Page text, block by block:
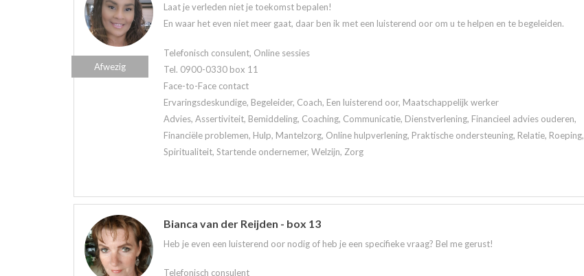
Laat je verleden niet je toekomst bepalen!
En waar het even niet meer gaat, daar ben ik met een luisterend oor om u te helpen en te begeleiden.
Telefonisch consulent, Online sessies
Tel. 0900-0330 box 11
Face-to-Face contact
Ervaringsdeskundige, Begeleider, Coach, Een luisterend oor, Maatschappelijk werker
Advies, Assertiviteit, Bemiddeling, Coaching, Communicatie, Dienstverlening, Financieel advies ouderen,
Financiële problemen, Hulp, Mantelzorg, Online hulpverlening, Praktische ondersteuning, Relatie, Roeping,
Spiritualiteit, Startende ondernemer, Welzijn, Zorg
Afwezig
Bianca van der Reijden - box 13
Heb je even een luisterend oor nodig of heb je een specifieke vraag? Bel me gerust!
Telefonisch consulent